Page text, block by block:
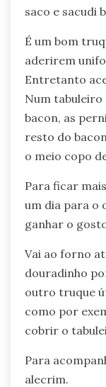
saco e sacudi
É um bom
aderirem
Entretanto
Num tabuleiro
bacon, as
resto do
o meio copo
Para ficar
um dia para o
ganhar o
Vai ao forno
douradinho
outro truque
como por
cobrir o
Para
alecrim.